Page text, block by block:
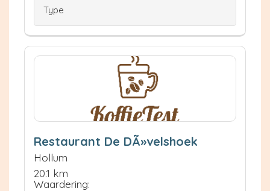
Type
Restaurant De DÃ»velshoek
Hollum
20.1 km
Waardering: